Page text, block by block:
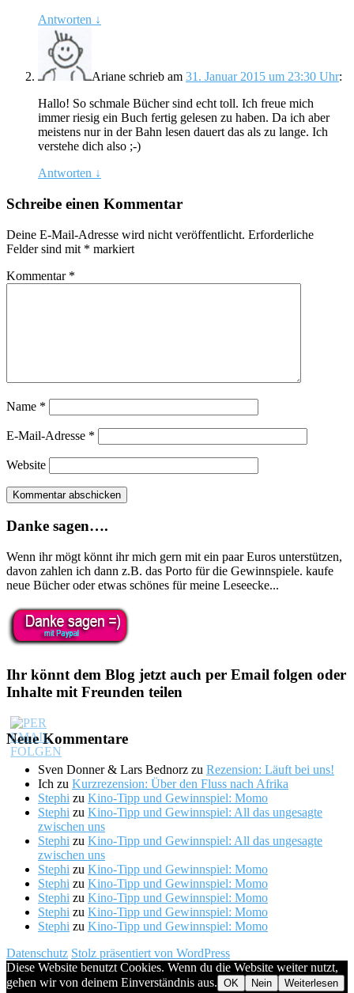
Antworten ↓
Ariane schrieb am 31. Januar 2015 um 23:30 Uhr:
Hallo! So schmale Bücher sind echt toll. Ich freue mich
immer riesig ein Buch fertig gelesen zu haben. Da ich aber
meistens nur in der Bahn lesen dauert das als zu lange. Ich
verstehe dich also ;-)
Antworten ↓
Schreibe einen Kommentar
Deine E-Mail-Adresse wird nicht veröffentlicht. Erforderliche
Felder sind mit * markiert
Kommentar *
Name *
E-Mail-Adresse *
Website
Danke sagen….
Wenn ihr mögt könnt ihr mich gern mit ein paar Euros unterstützen,
davon zahlen ich dann z.B. das Porto für die Gewinnspiele. kaufe
neue Bücher oder etwas schönes für meine Leseecke...
Ihr könnt dem Blog jetzt auch per Email folgen oder
Inhalte mit Freunden teilen
Neue Kommentare
Sven Donner & Lars Bednorz zu Rezension: Läuft bei uns!
Ich zu Kurzrezension: Über den Fluss nach Afrika
Stephi zu Kino-Tipp und Gewinnspiel: Momo
Stephi zu Kino-Tipp und Gewinnspiel: All das ungesagte
zwischen uns
Stephi zu Kino-Tipp und Gewinnspiel: All das ungesagte
zwischen uns
Stephi zu Kino-Tipp und Gewinnspiel: Momo
Stephi zu Kino-Tipp und Gewinnspiel: Momo
Stephi zu Kino-Tipp und Gewinnspiel: Momo
Stephi zu Kino-Tipp und Gewinnspiel: Momo
Stephi zu Kino-Tipp und Gewinnspiel: Momo
Datenschutz Stolz präsentiert von WordPress
Diese Website benutzt Cookies. Wenn du die Website weiter nutzt,
gehen wir von deinem Einverständnis aus. OK Nein Weiterlesen